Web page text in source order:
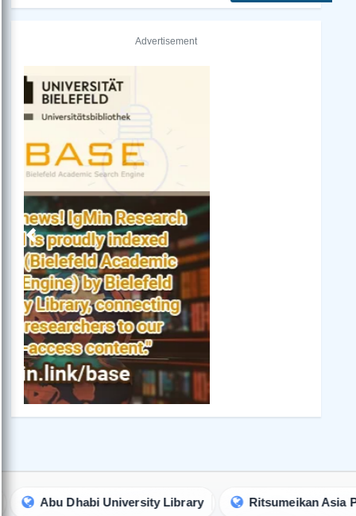
Advertisement
Previous
Dhabi University Library Ritsumeikan Asia Pacific